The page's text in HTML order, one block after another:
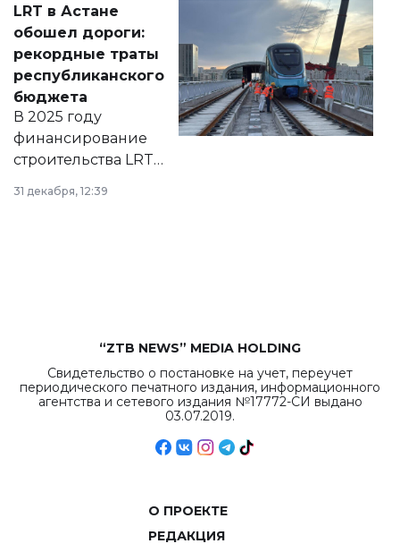
документ
появился в базе
нормативных
правовых актов и
на сайте маслихат
города.
LRT в Астане
обошел дороги:
рекордные траты
республиканского
бюджета
В 2025 году
финансирование
строительства LRT
в Астане из
республиканского
31 декабря, 12:39
“ZTB NEWS” MEDIA HOLDING
Свидетельство о постановке на учет, переучет
периодического печатного издания, информационного
агентства и сетевого издания №17772-СИ выдано
03.07.2019.
О ПРОЕКТЕ
РЕДАКЦИЯ